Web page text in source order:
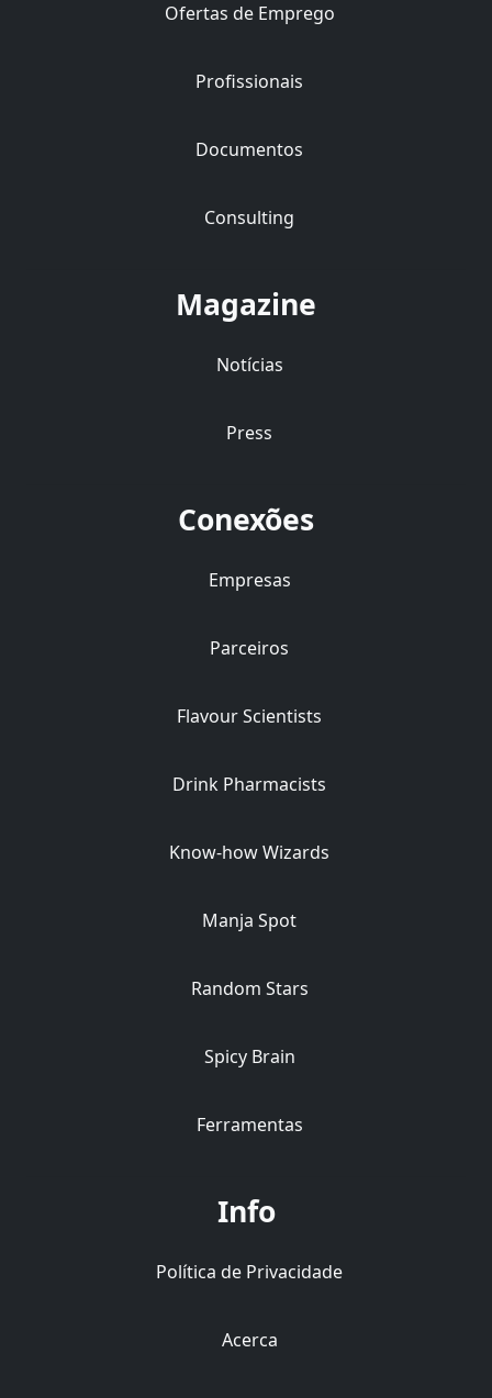
Ofertas de Emprego
Profissionais
Documentos
Consulting
Magazine
Notícias
Press
Conexões
Empresas
Parceiros
Flavour Scientists
Drink Pharmacists
Know-how Wizards
Manja Spot
Random Stars
Spicy Brain
Ferramentas
Info
Política de Privacidade
Acerca